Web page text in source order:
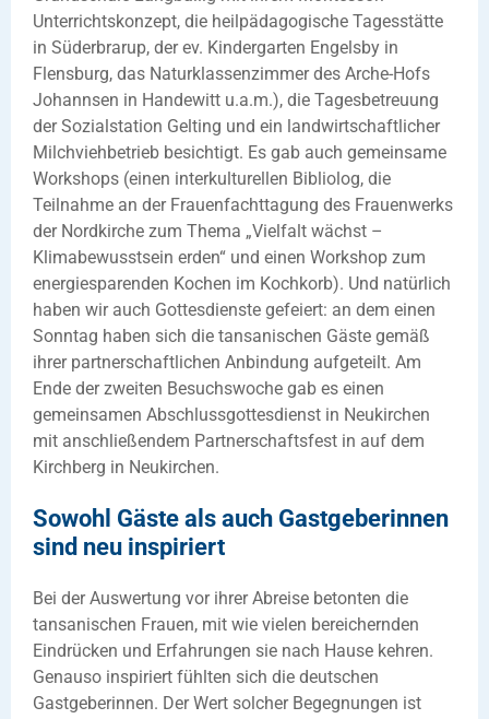
Unterrichtskonzept, die heilpädagogische Tagesstätte
in Süderbrarup, der ev. Kindergarten Engelsby in
Flensburg, das Naturklassenzimmer des Arche-Hofs
Johannsen in Handewitt u.a.m.), die Tagesbetreuung
der Sozialstation Gelting und ein landwirtschaftlicher
Milchviehbetrieb besichtigt. Es gab auch gemeinsame
Workshops (einen interkulturellen Bibliolog, die
Teilnahme an der Frauenfachttagung des Frauenwerks
der Nordkirche zum Thema „Vielfalt wächst –
Klimabewusstsein erden“ und einen Workshop zum
energiesparenden Kochen im Kochkorb). Und natürlich
haben wir auch Gottesdienste gefeiert: an dem einen
Sonntag haben sich die tansanischen Gäste gemäß
ihrer partnerschaftlichen Anbindung aufgeteilt. Am
Ende der zweiten Besuchswoche gab es einen
gemeinsamen Abschlussgottesdienst in Neukirchen
mit anschließendem Partnerschaftsfest in auf dem
Kirchberg in Neukirchen.
Sowohl Gäste als auch Gastgeberinnen
sind neu inspiriert
Bei der Auswertung vor ihrer Abreise betonten die
tansanischen Frauen, mit wie vielen bereichernden
Eindrücken und Erfahrungen sie nach Hause kehren.
Genauso inspiriert fühlten sich die deutschen
Gastgeberinnen. Der Wert solcher Begegnungen ist